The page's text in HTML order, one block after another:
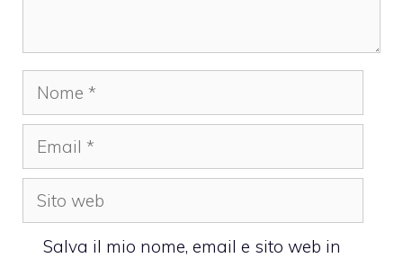
Nome
Email
Sito
web
Salva il mio nome, email e sito web in